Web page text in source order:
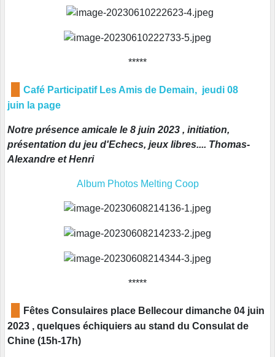
*****
Café Participatif Les Amis de Demain, jeudi 08
juin la page
Notre présence amicale le 8 juin 2023 , initiation,
présentation du jeu d'Echecs, jeux libres.... Thomas-
Alexandre et Henri
Album Photos Melting Coop
*****
Fêtes Consulaires place Bellecour dimanche 04 juin
2023 , quelques échiquiers au stand du Consulat de
Chine (15h-17h)